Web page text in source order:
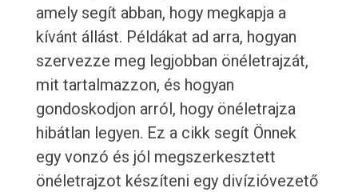
amely segít abban, hogy megkapja a
kívánt állást. Példákat ad arra, hogyan
szervezze meg legjobban önéletrajzát,
mit tartalmazzon, és hogyan
gondoskodjon arról, hogy önéletrajza
hibátlan legyen. Ez a cikk segít Önnek
egy vonzó és jól megszerkesztett
önéletrajzot készíteni egy divízióvezető